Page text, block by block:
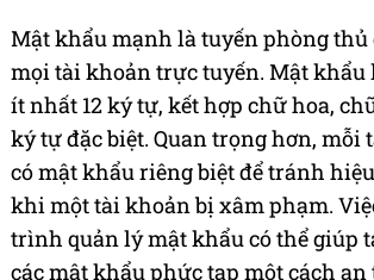
Mật khẩu mạnh là tuyến phòng thủ
mọi tài khoản trực tuyến. Mật khẩu
ít nhất 12 ký tự, kết hợp chữ hoa,
ký tự đặc biệt. Quan trọng hơn, mỗi
có mật khẩu riêng biệt để tránh
khi một tài khoản bị xâm phạm.
trình quản lý mật khẩu có thể giúp
các mật khẩu phức tạp một cách an